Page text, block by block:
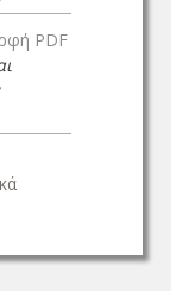
PDF